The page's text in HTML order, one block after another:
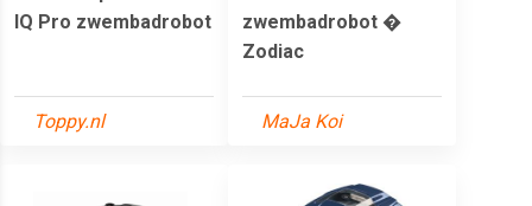
IQ Pro zwembadrobot
Toppy.nl
zwembadrobot �
Zodiac
MaJa Koi